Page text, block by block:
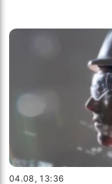
04.08, 13:36